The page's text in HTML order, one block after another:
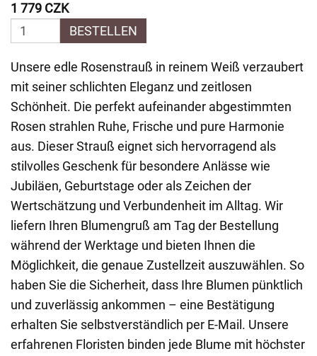
1 779 CZK
BESTELLEN
Unsere edle Rosenstrauß in reinem Weiß verzaubert
mit seiner schlichten Eleganz und zeitlosen
Schönheit. Die perfekt aufeinander abgestimmten
Rosen strahlen Ruhe, Frische und pure Harmonie
aus. Dieser Strauß eignet sich hervorragend als
stilvolles Geschenk für besondere Anlässe wie
Jubiläen, Geburtstage oder als Zeichen der
Wertschätzung und Verbundenheit im Alltag. Wir
liefern Ihren Blumengruß am Tag der Bestellung
während der Werktage und bieten Ihnen die
Möglichkeit, die genaue Zustellzeit auszuwählen. So
haben Sie die Sicherheit, dass Ihre Blumen pünktlich
und zuverlässig ankommen – eine Bestätigung
erhalten Sie selbstverständlich per E-Mail. Unsere
erfahrenen Floristen binden jede Blume mit höchster